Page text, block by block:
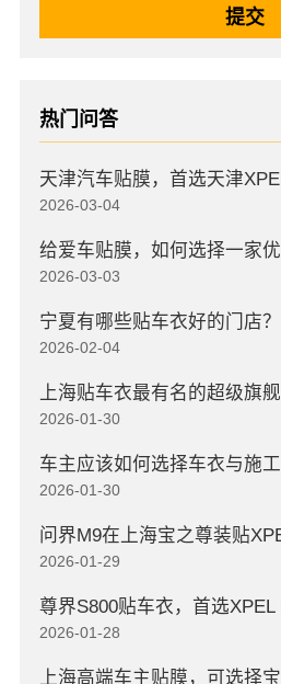
热门问答
2026-03-04
给爱车贴膜，如何选择一家优
2026-03-03
宁夏有哪些贴车衣好的门店？
2026-02-04
上海贴车衣最有名的超级旗舰
2026-01-30
车主应该如何选择车衣与施工
2026-01-30
2026-01-29
尊界S800贴车衣，首选XPEL
2026-01-28
上海高端车主贴膜，可选择